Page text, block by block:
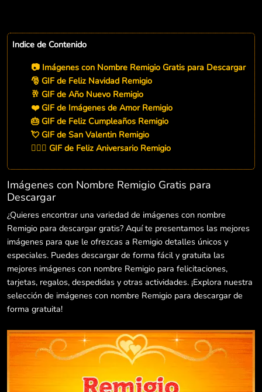
Indice de Contenido
📷 Imágenes con Nombre Remigio Gratis para Descargar
🎅 GIF de Feliz Navidad Remigio
🥂 GIF de Año Nuevo Remigio
❤️ GIF de Imágenes de Amor Remigio
🎂 GIF de Feliz Cumpleaños Remigio
💘 GIF de San Valentin Remigio
👨‍❤️‍👨 GIF de Feliz Aniversario Remigio
Imágenes con Nombre Remigio Gratis para
Descargar
¿Quieres encontrar una variedad de imágenes con nombre
Remigio para descargar gratis? Aquí te presentamos las mejores
imágenes para que le ofrezcas a Remigio detalles únicos y
especiales. Puedes descargar de forma fácil y gratuita las
mejores imágenes con nombre Remigio para felicitaciones,
tarjetas, regalos, despedidas y otras actividades. ¡Explora nuestra
selección de imágenes con nombre Remigio para descargar de
forma gratuita!